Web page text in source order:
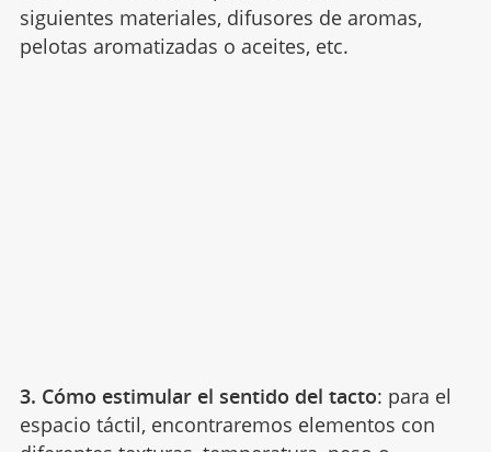
siguientes materiales, difusores de aromas,
pelotas aromatizadas o aceites, etc.
3. Cómo estimular el sentido del tacto: para el
espacio táctil, encontraremos elementos con